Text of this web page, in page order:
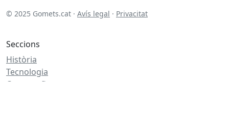
© 2025 Gomets.cat · Avís legal · Privacitat
Seccions
Història
Tecnologia
Cartografia